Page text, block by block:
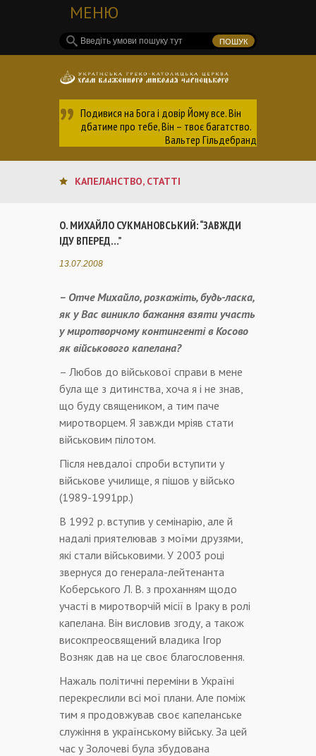
МЕНЮ
Подивися на Бога і довір Йому все. Він
дбатиме про тебе, Він – твоє багатство.
Вальтер Гільдебранд
КАПЕЛАНСТВО, СТАТТІ
О. МИХАЙЛО СУКМАНОВСЬКИЙ: “ЗАВЖДИ
ІДУ ВПЕРЕД…”
13.07.2008
– Отче Михайло, розкажіть, будь-ласка,
як у Вас виникло бажання взяти участь
у миротворчому контингенті в Косово
як військового капелана?
– Любов до військової справи в мене
була ще з дитинства, хоча я і не знав,
що буду священиком, а тим паче
миротворцем. Я завжди мріяв стати
військовим пілотом.
Після невдалої спроби вступити у
військове училище, я пішов у військо
(1989-1991рр.)
В 1992 р. вступив у семінарію, але й
надалі приятелював з моїми друзями,
які стали військовими. У 2003 році
звернуся до генерала-лейтенанта
Коберського Л. В. з проханням щодо
участі в миротворчій місії в Іраку в ролі
капелана. Він висловив згоду, а також
високпреосвящений владика Ігор
Возняк дав на це своє благословення.
Нажаль політичні переміни в Україні
перекреслили всі мої плани. Але поміж
тим я продовжував своє капеланське
служіння в українському війську. За цей
час у Золочеві була збудована